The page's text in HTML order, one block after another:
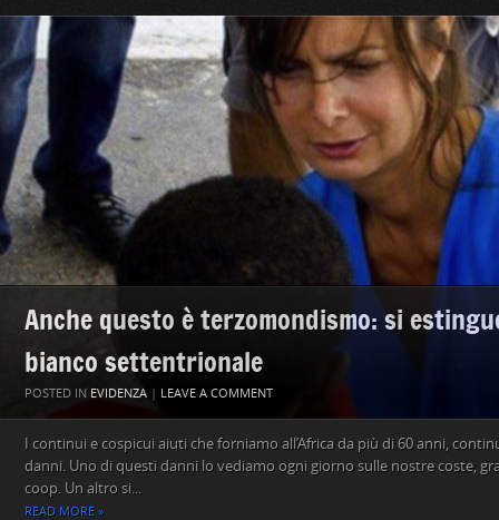
Anche questo è terzomondismo: si
bianco settentrionale
POSTED IN EVIDENZA | LEAVE A COMMENT
I continui e cospicui aiuti che forniamo all’Africa da più di 60 anni,
danni. Uno di questi danni lo vediamo ogni giorno sulle nostre coste,
coop. Un altro si...
READ MORE »